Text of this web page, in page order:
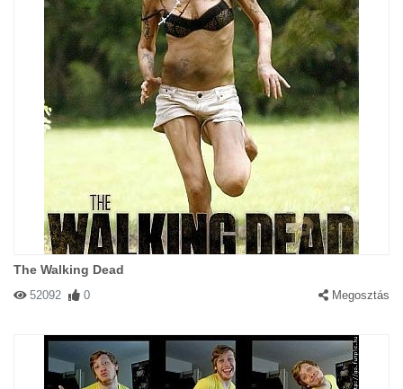
The Walking Dead
52092 0 Megosztás